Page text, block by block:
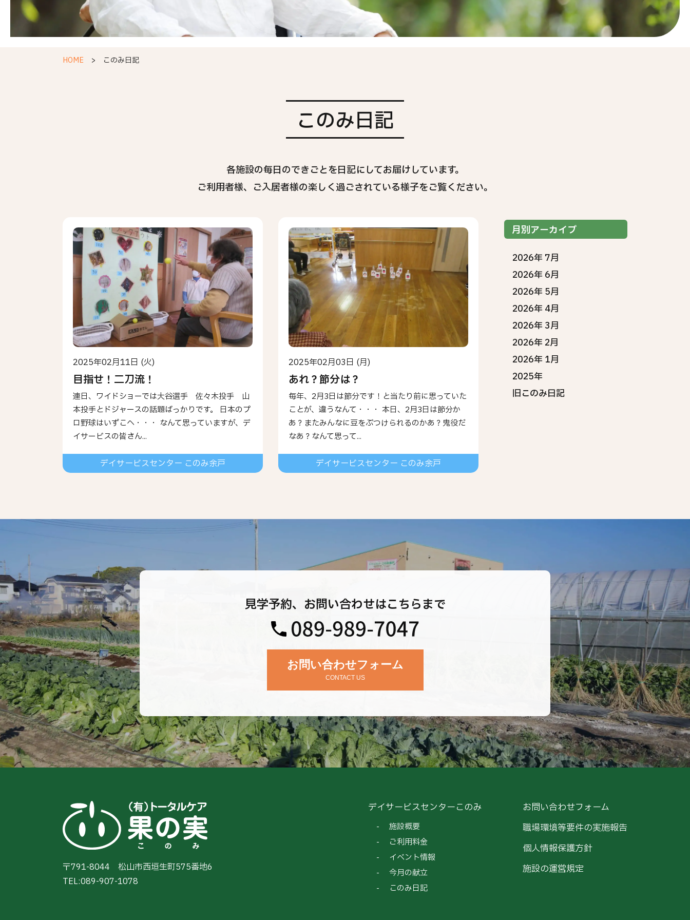
HOME このみ日記
このみ日記
各施設の毎日のできごとを日記にしてお届けしています。
ご利用者様、ご入居者様の楽しく過ごされている様子をご覧ください。
2025年02月11日 (火)
目指せ！二刀流！
連日、ワイドショーでは大谷選手 佐々木投手 山
本投手とドジャースの話題ばっかりです。 日本のプ
ロ野球はいずこへ・・・ なんて思っていますが、デ
イサービスの皆さん...
デイサービスセンター このみ余戸
2025年02月03日 (月)
あれ？節分は？
毎年、2月3日は節分です！と当たり前に思っていた
ことが、違うなんて・・・ 本日、2月3日は節分か
あ？またみんなに豆をぶつけられるのかあ？鬼役だ
なあ？なんて思って...
デイサービスセンター このみ余戸
月別アーカイブ
2026年 7月
2026年 6月
2026年 5月
2026年 4月
2026年 3月
2026年 2月
2026年 1月
2025年
旧このみ日記
見学予約、お問い合わせはこちらまで
お問い合わせフォーム
CONTACT US
〒791-8044
松山市西垣生町575番地6
TEL:089-907-1078
デイサービスセンターこのみ
施設概要
ご利用料金
イベント情報
今月の献立
このみ日記
お問い合わせフォーム
職場環境等要件の実施報告
個人情報保護方針
施設の運営規定